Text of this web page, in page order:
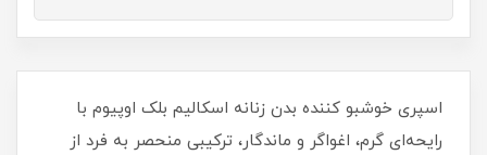
اسپری خوشبو کننده بدن زنانه اسکالیم بلک اوپیوم با
رایحه‌ای گرم، اغواگر و ماندگار، ترکیبی منحصر به‌ فرد از